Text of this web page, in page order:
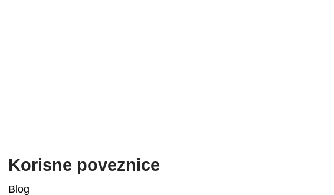
Korisne poveznice
Blog